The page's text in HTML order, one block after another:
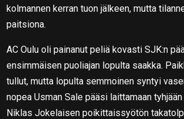
kolmannen kerran tuon jälkeen, mutta
paitsiona.
AC Oulu oli painanut peliä kovasti SJK:n
ensimmäisen puoliajan lopulta saakka.
tullut, mutta lopulta semmoinen syntyi
nopea Usman Sale pääsi laittamaan
Niklas Jokelaisen poikittaissyötön